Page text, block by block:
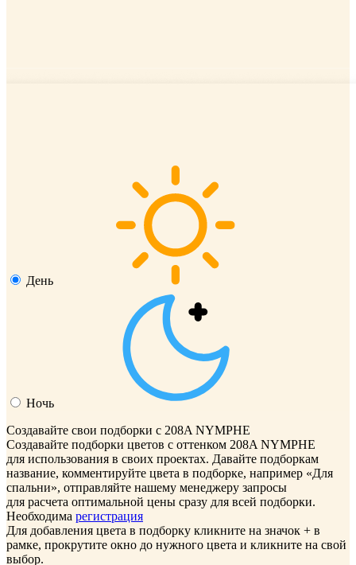
День
Ночь
Создавайте свои подборки с 208A NYMPHE
Создавайте подборки цветов с оттенком 208A NYMPHE
для использования в своих проектах. Давайте подборкам
название, комментируйте цвета в подборке, например «Для
спальни», отправляйте нашему менеджеру запросы
для расчета оптимальной цены сразу для всей подборки.
Необходима регистрация
Для добавления цвета в подборку кликните на значок + в
рамке, прокрутите окно до нужного цвета и кликните на свой
выбор.